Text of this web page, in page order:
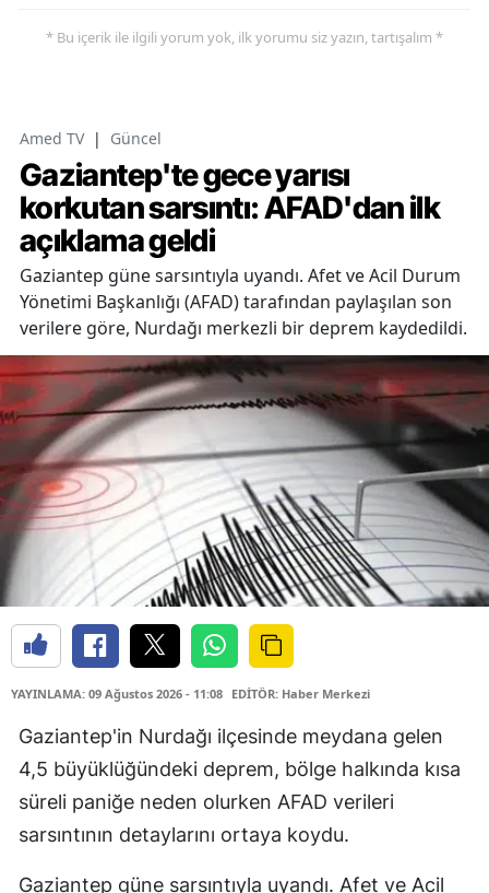
* Bu içerik ile ilgili yorum yok, ilk yorumu siz yazın, tartışalım *
Amed TV | Güncel
Gaziantep'te gece yarısı
korkutan sarsıntı: AFAD'dan ilk
açıklama geldi
Gaziantep güne sarsıntıyla uyandı. Afet ve Acil Durum
Yönetimi Başkanlığı (AFAD) tarafından paylaşılan son
verilere göre, Nurdağı merkezli bir deprem kaydedildi.
YAYINLAMA: 09 Ağustos 2026 - 11:08 EDİTÖR: Haber Merkezi
Gaziantep'in Nurdağı ilçesinde meydana gelen
4,5 büyüklüğündeki deprem, bölge halkında kısa
süreli paniğe neden olurken AFAD verileri
sarsıntının detaylarını ortaya koydu.
Gaziantep güne sarsıntıyla uyandı. Afet ve Acil